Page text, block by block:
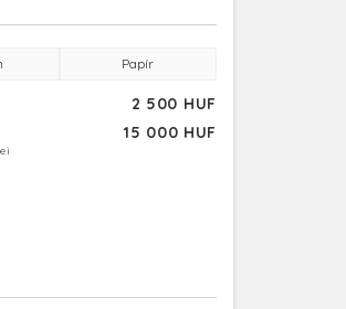
Papír
2 500 HUF
15 000 HUF